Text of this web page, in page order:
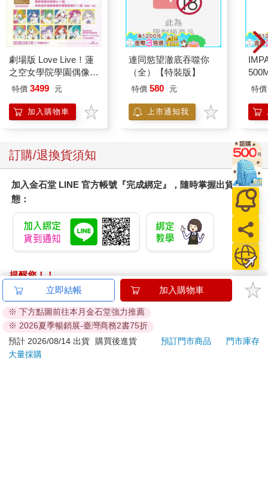
劇場版 Love Live！蓮
之空女學院學園偶像俱
樂部 Bloom Garden
組
特價 3499 元
加入購物車
連同慾望澈底吞噬你
（全）【特裝版】
特價 580 元
上市通知我
特價
訂購/退換貨須知
加入金石堂 LINE 官方帳號『完成綁定』，隨時掌握出貨動
態：
提醒您！！
金石堂及銀行均不會請您操作ATM! 如接獲電話要求您前往
ATM提款機，請不要聽從指示，以免受騙上當！
退換貨須知：
**提醒您，鑑賞期不等於試用期，退回商品須為全新狀態**
依據「消費者保護法」第19條及行政院消費者保護處公告之
立即結帳 加入購物車
※ 下方點圖前往本月金石堂強力推薦
※ 2026夏季暢銷展-臺灣商務2書75折
預計 2026/08/14 出貨
購買後進貨 預訂門市商品
門市庫存
大量採購